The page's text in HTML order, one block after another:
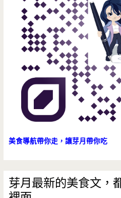
美食導航帶你走，讓芽月帶你吃
芽月最新的美食文，